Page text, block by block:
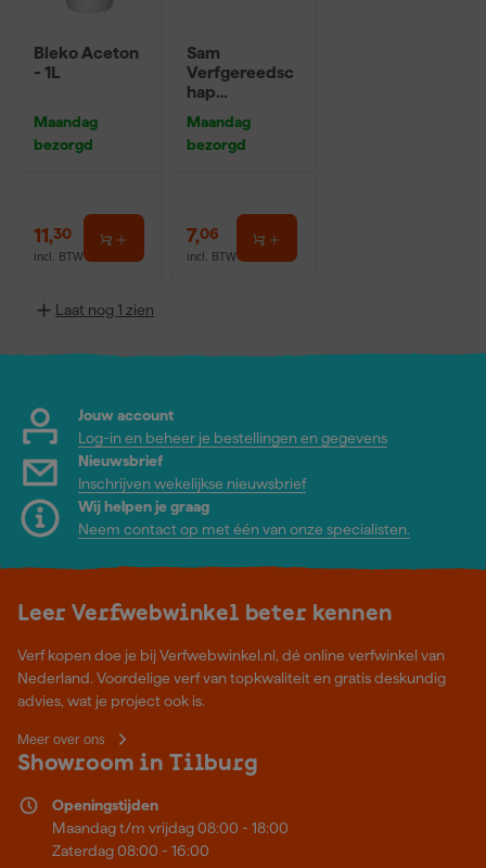
Bleko Aceton
- 1L
Maandag
bezorgd
11,30
incl. BTW
Sam
Verfgereedsc
hap
- 4mx5m
Maandag
bezorgd
7,06
incl. BTW
Laat nog 1 zien
Jouw account
Log-in en beheer je bestellingen en gegevens
Nieuwsbrief
Inschrijven wekelijkse nieuwsbrief
Wij helpen je graag
Neem contact op met één van onze specialisten.
Leer Verfwebwinkel beter kennen
Verf kopen doe je bij Verfwebwinkel.nl, dé online verfwinkel van
Nederland. Voordelige verf van topkwaliteit en gratis deskundig
advies, wat je project ook is.
Meer over ons
Showroom in Tilburg
Openingstijden
Maandag t/m vrijdag 08:00 - 18:00
Zaterdag 08:00 - 16:00